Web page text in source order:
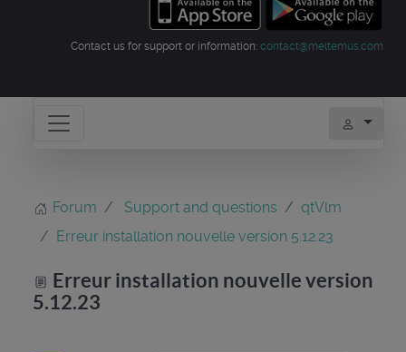
Contact us for support or information: contact@meltemus.com
Forum Support and questions
qtVlm
Erreur installation nouvelle version 5.12.23
Erreur installation nouvelle version
5.12.23